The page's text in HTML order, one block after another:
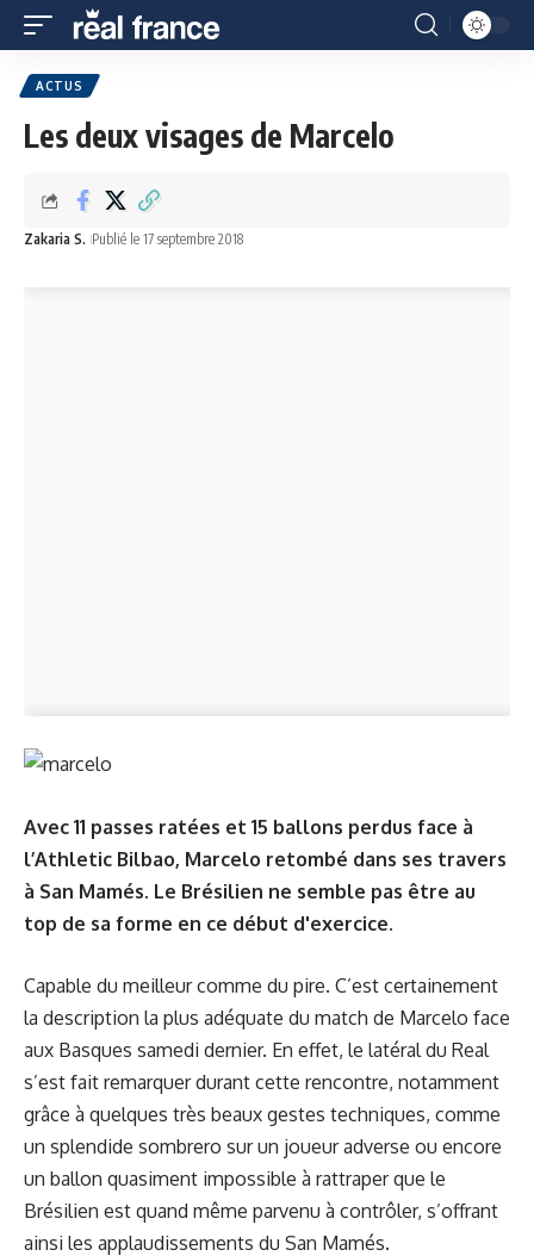
ACTUS
Les deux visages de Marcelo
Zakaria S. Publié le 17 septembre 2018
Avec 11 passes ratées et 15 ballons perdus face à
l’Athletic Bilbao, Marcelo retombé dans ses travers
à San Mamés. Le Brésilien ne semble pas être au
top de sa forme en ce début d'exercice.
Capable du meilleur comme du pire. C’est certainement
la description la plus adéquate du match de Marcelo face
aux Basques samedi dernier. En effet, le latéral du Real
s’est fait remarquer durant cette rencontre, notamment
grâce à quelques très beaux gestes techniques, comme
un splendide sombrero sur un joueur adverse ou encore
un ballon quasiment impossible à rattraper que le
Brésilien est quand même parvenu à contrôler, s’offrant
ainsi les applaudissements du San Mamés.